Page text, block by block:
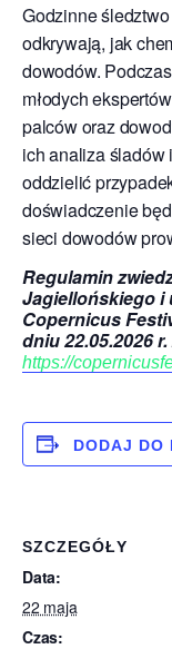
Godzinne
odkrywają, jak
dowodów.
młodych
palców oraz
ich analiza śladów
oddzielić
doświadczenie
sieci dowodów
Regulamin
Jagiellońskiego i
Copernicus
dniu 22.05.2026
https://
DODAJ DO
SZCZEGÓŁY
Data:
22 maja
Czas: